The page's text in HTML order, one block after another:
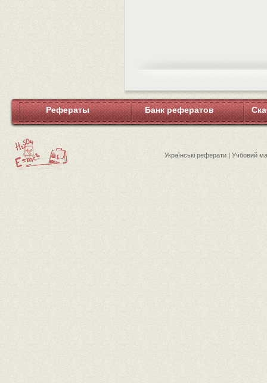
Рефераты Банк рефератов
Українські реферати | Учбовий